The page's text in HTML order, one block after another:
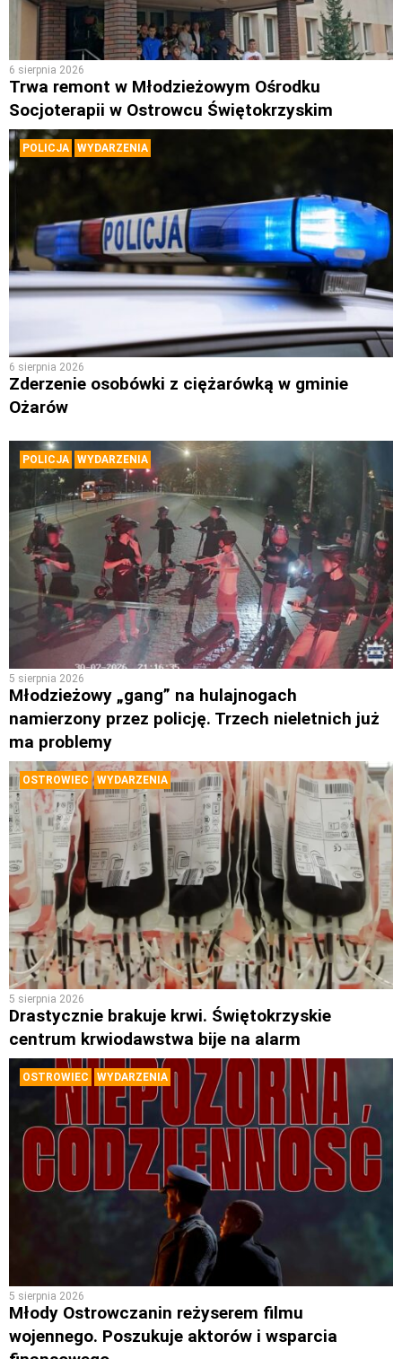
6 sierpnia 2026
Trwa remont w Młodzieżowym Ośrodku
Socjoterapii w Ostrowcu Świętokrzyskim
POLICJA WYDARZENIA
6 sierpnia 2026
Zderzenie osobówki z ciężarówką w gminie
Ożarów
POLICJA WYDARZENIA
5 sierpnia 2026
Młodzieżowy „gang” na hulajnogach
namierzony przez policję. Trzech nieletnich już
ma problemy
OSTROWIEC WYDARZENIA
5 sierpnia 2026
Drastycznie brakuje krwi. Świętokrzyskie
centrum krwiodawstwa bije na alarm
OSTROWIEC WYDARZENIA
5 sierpnia 2026
Młody Ostrowczanin reżyserem filmu
wojennego. Poszukuje aktorów i wsparcia